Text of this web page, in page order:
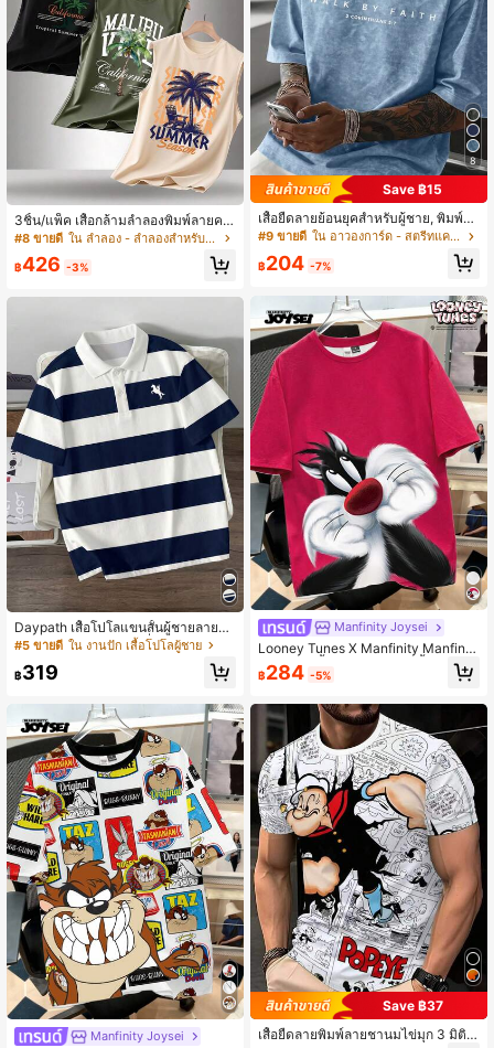
3ชิ้น/แพ็ค เสื้อกล้ามลำลองพิมพ์ลายคอ
กลมสำหรับผู้ชายฤดูร้อน
#8 ขายดี ใน ลำลอง - ลำลองสำหรับวันหยุด เสื้อกล้ามผู้ชาย
฿426 -3%
Daypath เสื้อโปโลแขนสั้นผู้ชายลายทา
งตัดกันสไตล์วินเทจแฟชั่นลำลอง พิมพ์ล
ายดิจิทัลทรงม้า ทรงมาตรฐาน เหมาะ
สำหรับออกเดท, งานรวมตัว, ชุดที่จำเป็
ว, ของขวัญที่ดีสำหรับแฟน
#5 ขายดี ใน งานปัก เสื้อโปโลผู้ชาย
฿319
Manfinity Joysei
8
Save ฿15
เสื้อยืดลายย้อนยุคสำหรับผู้ชาย, พิมพ์ลา
ยอเนกประสงค์, ผ้าถักระบายอากาศได้ด
#9 ขายดี ใน อาวองการ์ด - สตรีทแคชชวล เสื้อยืดผู้ชาย
฿204 -7%
Manfinity Joysei
Looney Tunes X Manfinity Manfinit
y Joysei เสื้อยืดคอกลมแขนสั้นพิมพ์ลา
ยการ์ตูนลำลองสำหรับผู้ชาย
฿284 -5%
Save ฿37
เสื้อยืดลายพิมพ์ลายชานมไข่มุก 3 มิติ